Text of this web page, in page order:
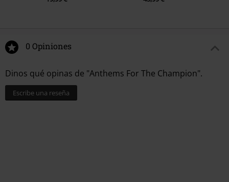
0 Opiniones
Dinos qué opinas de "Anthems For The Champion".
Escribe una reseña